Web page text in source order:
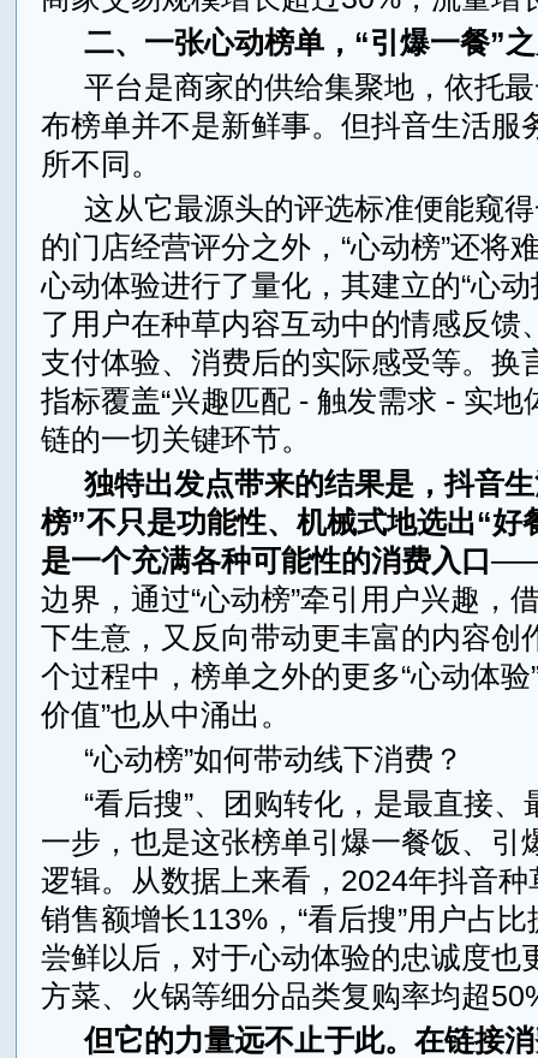
二、一张心动榜单，“引爆一餐”
平台是商家的供给集聚地，依托
布榜单并不是新鲜事。但抖音生活服
所不同。
这从它最源头的评选标准便能窥
的门店经营评分之外，“心动榜”还将
心动体验进行了量化，其建立的“心动
了用户在种草内容互动中的情感反馈
支付体验、消费后的实际感受等。换
指标覆盖“兴趣匹配 - 触发需求 - 实地
链的一切关键环节。
独特出发点带来的结果是，抖音
榜”不只是功能性、机械式地选出“好
是一个充满各种可能性的消费入口——
边界，通过“心动榜”牵引用户兴趣，
下生意，又反向带动更丰富的内容创
个过程中，榜单之外的更多“心动体验
价值”也从中涌出。
“心动榜”如何带动线下消费？
“看后搜”、团购转化，是最直接
一步，也是这张榜单引爆一餐饭、引
逻辑。从数据上来看，2024年抖音
销售额增长113%，“看后搜”用户占
尝鲜以后，对于心动体验的忠诚度也
方菜、火锅等细分品类复购率均超
但它的力量远不止于此。在链接